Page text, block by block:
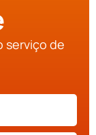
serviço de